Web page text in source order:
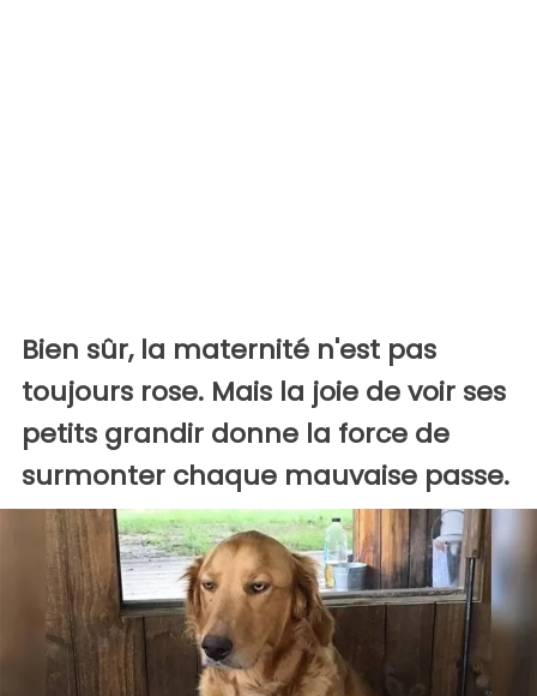
Bien sûr, la maternité n'est pas
toujours rose. Mais la joie de voir ses
petits grandir donne la force de
surmonter chaque mauvaise passe.